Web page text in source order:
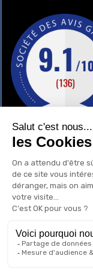
UN RENSEIGNEMENT ?
POURQUOI ACHETER